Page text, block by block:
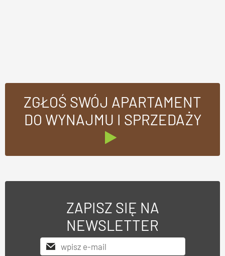
ZGŁOŚ SWÓJ APARTAMENT
DO WYNAJMU I SPRZEDAŻY
ZAPISZ SIĘ NA
NEWSLETTER